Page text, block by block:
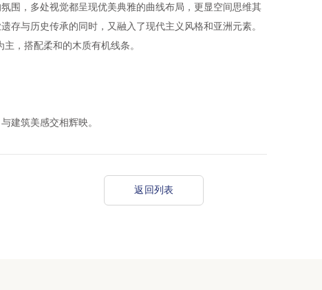
围，多处视觉都呈现优美典雅的曲线布局，更显空间思维其
与历史传承的同时，又融入了现代主义风格和亚洲元素。
，搭配柔和的木质有机线条。
建筑美感交相辉映。
返回列表